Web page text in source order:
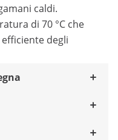
caldi.
di 70 °C che
degli